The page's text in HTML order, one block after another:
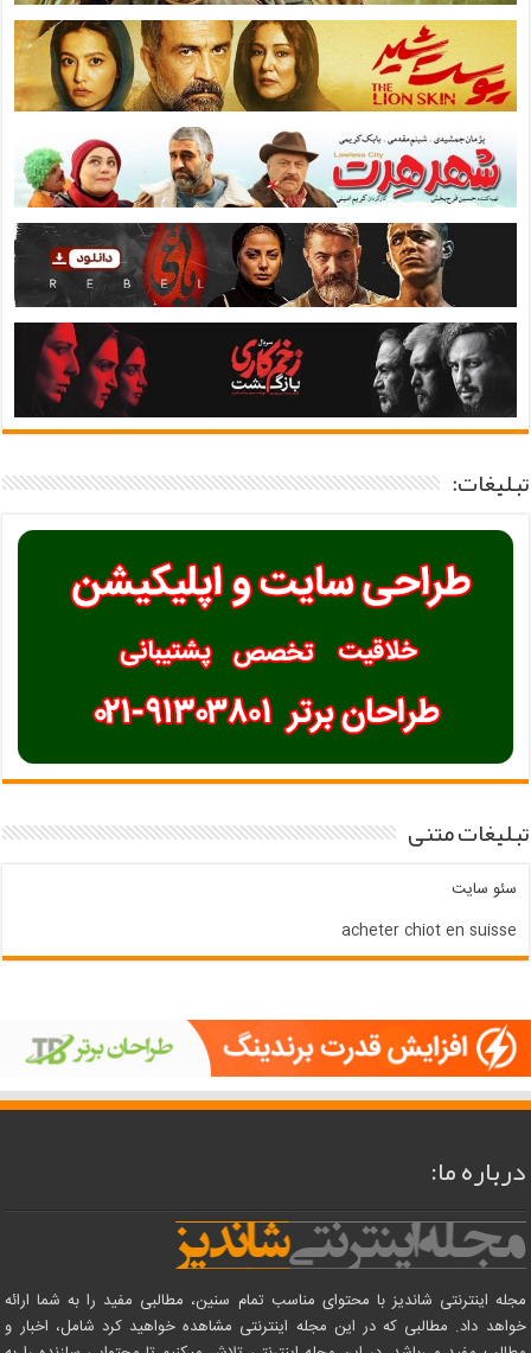
تبلیغات:
تبلیغات متنی
سئو سایت
acheter chiot en suisse
درباره ما:
مجله اینترنتی شاندیز با محتوای مناسب تمام سنین، مطالبی مفید را به شما ارائه
خواهد داد. مطالبی که در این مجله اینترنتی مشاهده خواهید کرد شامل، اخبار و